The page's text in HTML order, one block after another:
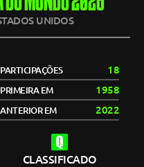
UNIDOS
PARTICIPAÇÕES 18
PRIMEIRA EM 1958
ANTERIOR EM 2022
CLASSIFICADO